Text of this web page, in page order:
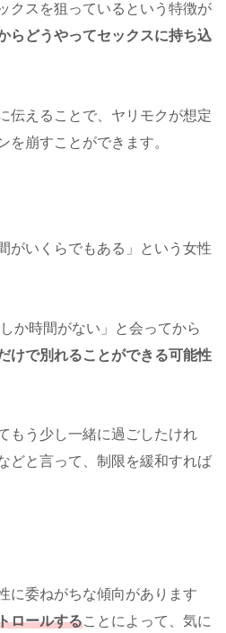
クスを狙っているという特徴が
らどうやってセックスに持ち込
伝えることで、ヤリモクが想定
を崩すことができます。
がいくらでもある」という女性
か時間がない」と会ってから
けで別れることができる可能性
もう少し一緒に過ごしたけれ
どと言って、制限を緩和すれば
に委ねがちな傾向があります
ロールすることによって、気に